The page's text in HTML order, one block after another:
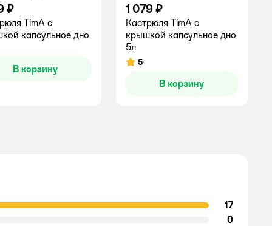
₽
TimA c
капсульное дно
В корзину
1 079 ₽
Кастрюля TimA с
крышкой капсульное дно
5л
Рейтинг:
5
В корзину
17
0